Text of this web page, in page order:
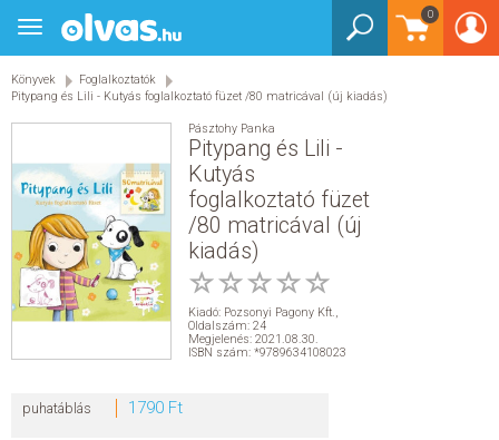
0
Toggle
navigation
Könyvek
Foglalkoztatók
Pitypang és Lili - Kutyás foglalkoztató füzet /80 matricával (új kiadás)
Pásztohy Panka
Pitypang és Lili -
Kutyás
foglalkoztató füzet
/80 matricával (új
kiadás)
Kiadó: Pozsonyi Pagony Kft.,
Oldalszám: 24
Megjelenés: 2021.08.30.
ISBN szám: *9789634108023
puhatáblás 1790 Ft
BEJELENTKEZÉS
KÖNYVEK
EGYÉB TERMÉKEK
STAR WARS
AKCIÓ